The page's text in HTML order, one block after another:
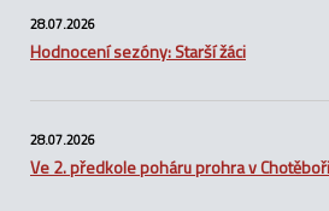
28.07.2026
Hodnocení sezóny: Starší žáci
28.07.2026
Ve 2. předkole poháru prohra v Chotěboři